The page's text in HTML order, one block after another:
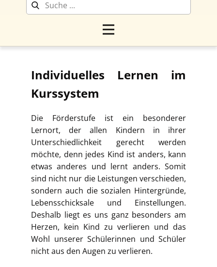
Individuelles Lernen im
Kurssystem
Die Förderstufe ist ein besonderer
Lernort, der allen Kindern in ihrer
Unterschiedlichkeit gerecht werden
möchte, denn jedes Kind ist anders, kann
etwas anderes und lernt anders. Somit
sind nicht nur die Leistungen verschieden,
sondern auch die sozialen Hintergründe,
Lebensschicksale und Einstellungen.
Deshalb liegt es uns ganz besonders am
Herzen, kein Kind zu verlieren und das
Wohl unserer Schülerinnen und Schüler
nicht aus den Augen zu verlieren.